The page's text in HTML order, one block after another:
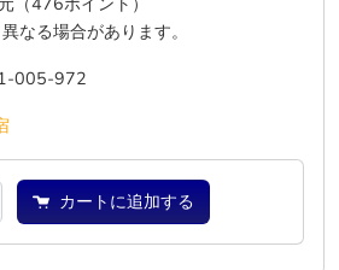
なる場合があります。
005-972
カートに追加する